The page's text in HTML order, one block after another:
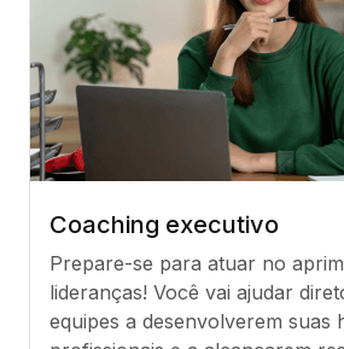
Coaching executivo
Prepare-se para atuar no
lideranças! Você vai ajudar
equipes a desenvolverem suas